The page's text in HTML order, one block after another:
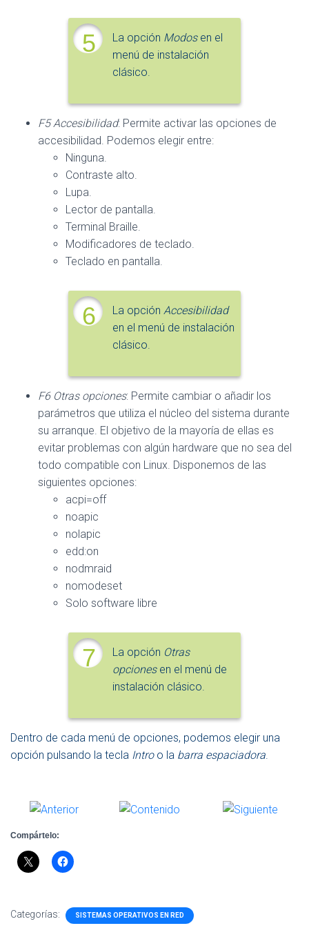
5 La opción Modosen el
menú de instalación
clásico.
F5 Accesibilidad: Permite activar las opciones de
accesibilidad. Podemos elegir entre:
Ninguna.
Contraste alto.
Lupa.
Lector de pantalla.
Terminal Braille.
Modificadores de teclado.
Teclado en pantalla.
6 La opción Accesibilidad
en el menú de instalación
clásico.
F6 Otras opciones: Permite cambiar o añadir los
parámetros que utiliza el núcleo del sistema durante
su arranque. El objetivo de la mayoría de ellas es
evitar problemas con algún hardware que no sea del
todo compatible con Linux. Disponemos de las
siguientes opciones:
acpi=off
noapic
nolapic
edd:on
nodmraid
nomodeset
Solo software libre
7 La opción Otras
opcionesen el menú de
instalación clásico.
Dentro de cada menú de opciones, podemos elegir una
opción pulsando la tecla Introo la barra espaciadora.
Compártelo:
Categorías: SISTEMAS OPERATIVOS EN RED